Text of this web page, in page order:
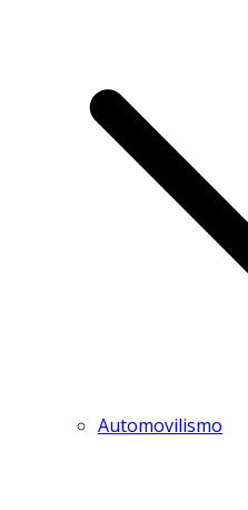
Automovilismo